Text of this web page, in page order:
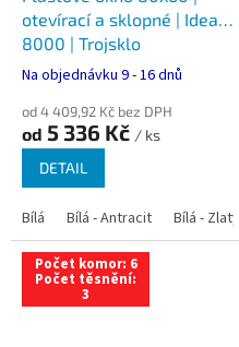
otevírací a sklopné | Ideal
8000 | Trojsklo
Na objednávku 9 - 16 dnů
od 4 409,92 Kč bez DPH
od 5 336 Kč / ks
DETAIL
Bílá Bílá - Antracit Bílá -
Počet komor: 6
Počet těsnění:
3